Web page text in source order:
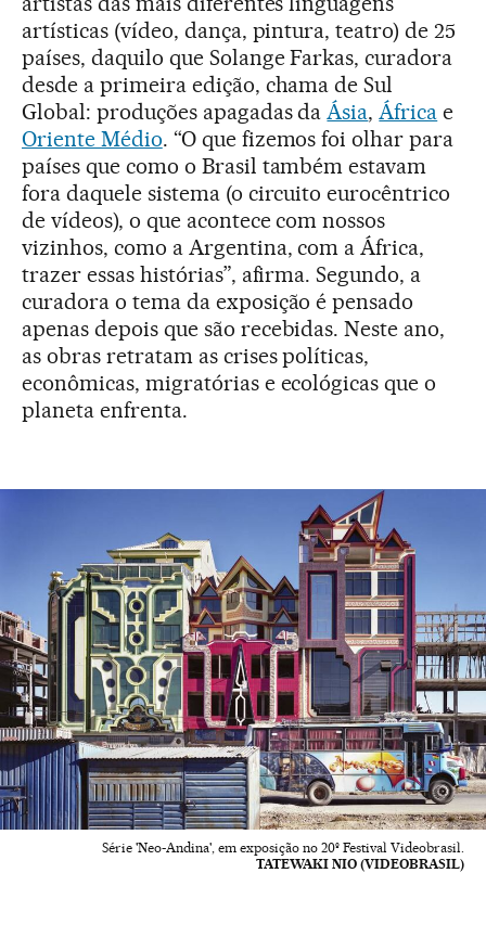
artísticas (vídeo, dança, pintura, teatro) de 25
países, daquilo que Solange Farkas, curadora
desde a primeira edição, chama de Sul
Global: produções apagadas daÁsia,África e
Oriente Médio. “O que fizemos foi olhar para
países que como o Brasil também estavam
fora daquele sistema (o circuito eurocêntrico
de vídeos), o que acontece com nossos
vizinhos, como a Argentina, com a África,
trazer essas histórias”, afirma. Segundo, a
curadora o tema da exposição é pensado
apenas depois que são recebidas. Neste ano,
as obras retratam as crises políticas,
econômicas, migratórias e ecológicas que o
planeta enfrenta.
Série 'Neo-Andina', em exposição no 20º Festival Videobrasil.
TATEWAKI NIO (VIDEOBRASIL)